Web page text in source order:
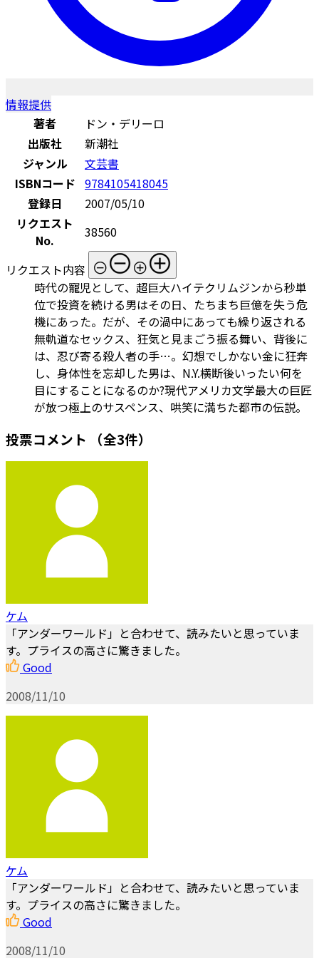
情報提供
著者
ドン・デリーロ
出版社
新潮社
ジャンル
文芸書
ISBNコード 9784105418045
登録日
2007/05/10
リクエスト
No.
38560
リクエスト内容
時代の寵児として、超巨大ハイテクリムジンから秒単
位で投資を続ける男はその日、たちまち巨億を失う危
機にあった。だが、その渦中にあっても繰り返される
無軌道なセックス、狂気と見まごう振る舞い、背後に
は、忍び寄る殺人者の手…。幻想でしかない金に狂奔
し、身体性を忘却した男は、N.Y.横断後いったい何を
目にすることになるのか?現代アメリカ文学最大の巨匠
が放つ極上のサスペンス、哄笑に満ちた都市の伝説。
投票コメント （全3件）
ケム
「アンダーワールド」と合わせて、読みたいと思っていま
す。プライスの高さに驚きました。
Good
2008/11/10
ケム
「アンダーワールド」と合わせて、読みたいと思っていま
す。プライスの高さに驚きました。
Good
2008/11/10